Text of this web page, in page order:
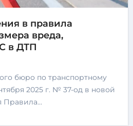
в правила
вреда,
причиненного ТС в ДТП
2025 г. № 37-од в новой
Правила…